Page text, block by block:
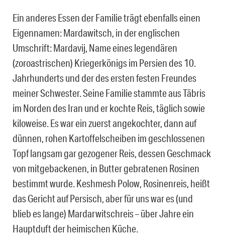
Ein anderes Essen der Familie trägt ebenfalls einen
Eigennamen: Mardawitsch, in der englischen
Umschrift: Mardavij, Name eines legendären
(zoroastrischen) Kriegerkönigs im Persien des 10.
Jahrhunderts und der des ersten festen Freundes
meiner Schwester. Seine Familie stammte aus Täbris
im Norden des Iran und er kochte Reis, täglich sowie
kiloweise. Es war ein zuerst angekochter, dann auf
dünnen, rohen Kartoffelscheiben im geschlossenen
Topf langsam gar gezogener Reis, dessen Geschmack
von mitgebackenen, in Butter gebratenen Rosinen
bestimmt wurde. Keshmesh Polow, Rosinenreis, heißt
das Gericht auf Persisch, aber für uns war es (und
blieb es lange) Mardarwitschreis – über Jahre ein
Hauptduft der heimischen Küche.